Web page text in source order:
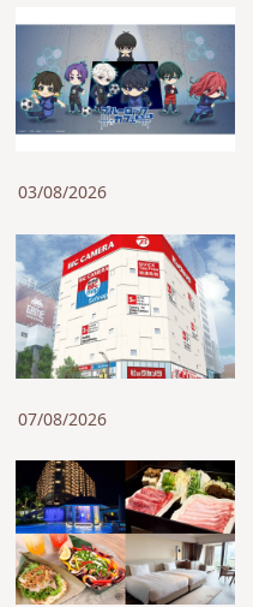
03/08/2026
07/08/2026